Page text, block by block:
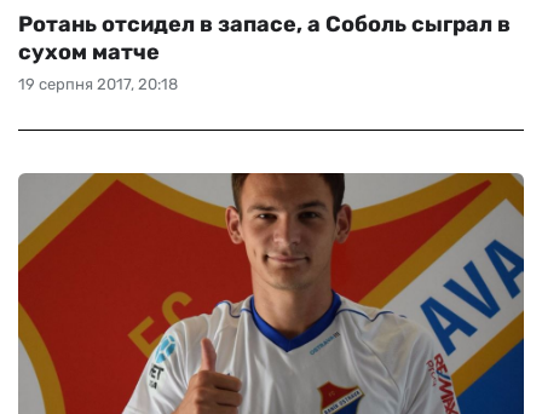
19 серпня 2017, 20:18
Ротань отсидел в запасе, а Соболь сыграл в
сухом матче